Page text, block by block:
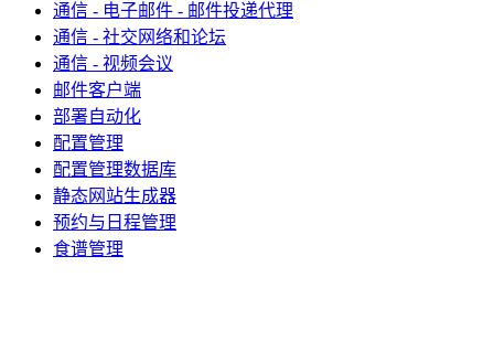
通信 - 电子邮件 - 邮件投递代理
通信 - 社交网络和论坛
通信 - 视频会议
邮件客户端
部署自动化
配置管理
配置管理数据库
静态网站生成器
预约与日程管理
食谱管理